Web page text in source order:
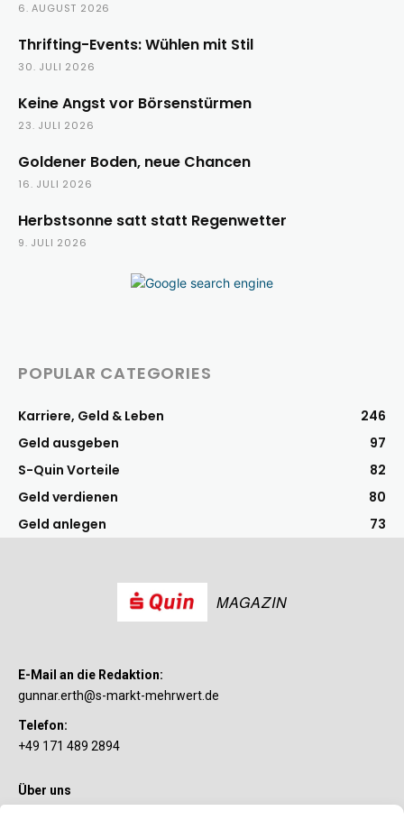
6. AUGUST 2026
Thrifting-Events: Wühlen mit Stil
30. JULI 2026
Keine Angst vor Börsenstürmen
23. JULI 2026
Goldener Boden, neue Chancen
16. JULI 2026
Herbstsonne satt statt Regenwetter
9. JULI 2026
POPULAR CATEGORIES
Karriere, Geld & Leben
246
Geld ausgeben
97
S-Quin Vorteile
82
Geld verdienen
80
Geld anlegen
73
MAGAZIN
E-Mail an die Redaktion:
gunnar.erth@s-markt-mehrwert.de
Telefon:
+49 171 489 2894
Über uns